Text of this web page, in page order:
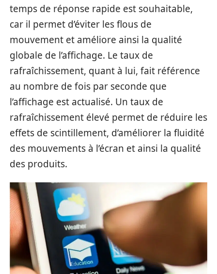
temps de réponse rapide est souhaitable,
car il permet d’éviter les flous de
mouvement et améliore ainsi la qualité
globale de l’affichage. Le taux de
rafraîchissement, quant à lui, fait référence
au nombre de fois par seconde que
l’affichage est actualisé. Un taux de
rafraîchissement élevé permet de réduire les
effets de scintillement, d’améliorer la fluidité
des mouvements à l’écran et ainsi la qualité
des produits.